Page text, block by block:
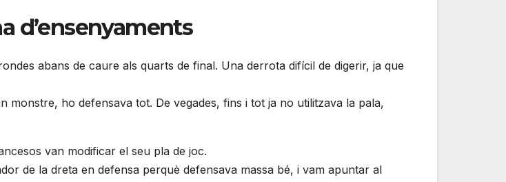
d’ensenyaments
abans de caure als quarts de final. Una derrota difícil de digerir, ja que
monstre, ho defensava tot. De vegades, fins i tot ja no utilitzava la pala,
van modificar el seu pla de joc.
de la dreta en defensa perquè defensava massa bé, i vam apuntar al